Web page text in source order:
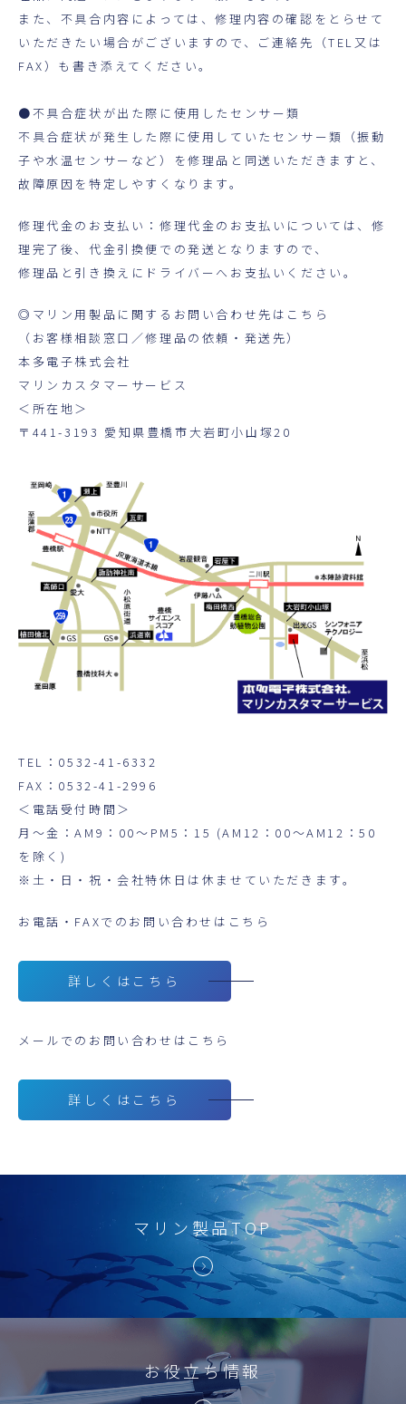
また、不具合内容によっては、修理内容の確認をとらせて
いただきたい場合がございますので、ご連絡先（TEL又は
FAX）も書き添えてください。
●不具合症状が出た際に使用したセンサー類
不具合症状が発生した際に使用していたセンサー類（振動
子や水温センサーなど）を修理品と同送いただきますと、
故障原因を特定しやすくなります。
修理代金のお支払い：修理代金のお支払いについては、修
理完了後、代金引換便での発送となりますので、
修理品と引き換えにドライバーへお支払いください。
◎マリン用製品に関するお問い合わせ先はこちら
（お客様相談窓口／修理品の依頼・発送先）
本多電子株式会社
マリンカスタマーサービス
＜所在地＞
〒441-3193 愛知県豊橋市大岩町小山塚20
TEL：0532-41-6332
FAX：0532-41-2996
＜電話受付時間＞
月～金：AM9：00～PM5：15 (AM12：00～AM12：50
を除く)
※土・日・祝・会社特休日は休ませていただきます。
お電話・FAXでのお問い合わせはこちら
詳しくはこちら
メールでのお問い合わせはこちら
詳しくはこちら
マリン製品TOP
お役立ち情報